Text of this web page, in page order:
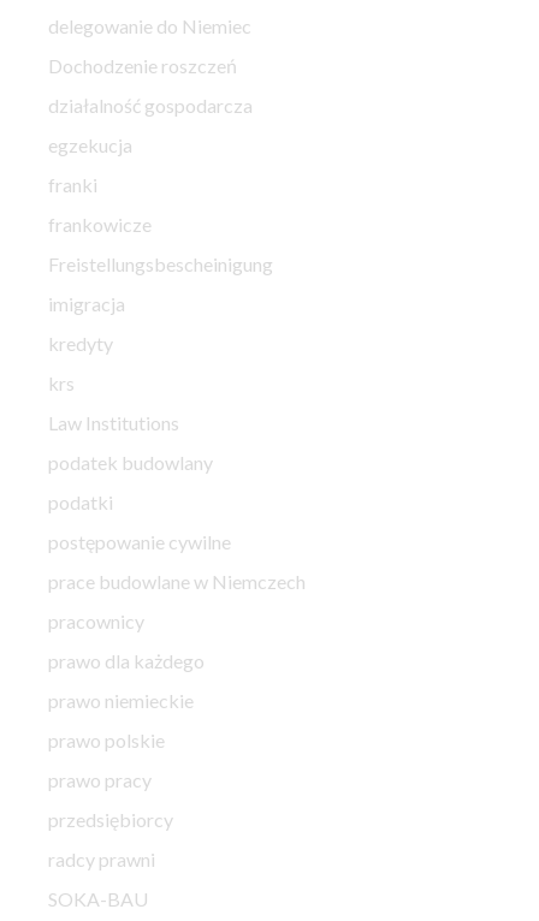
delegowanie do Niemiec
Dochodzenie roszczeń
działalność gospodarcza
egzekucja
franki
frankowicze
Freistellungsbescheinigung
imigracja
kredyty
krs
Law Institutions
podatek budowlany
podatki
postępowanie cywilne
prace budowlane w Niemczech
pracownicy
prawo dla każdego
prawo niemieckie
prawo polskie
prawo pracy
przedsiębiorcy
radcy prawni
SOKA-BAU